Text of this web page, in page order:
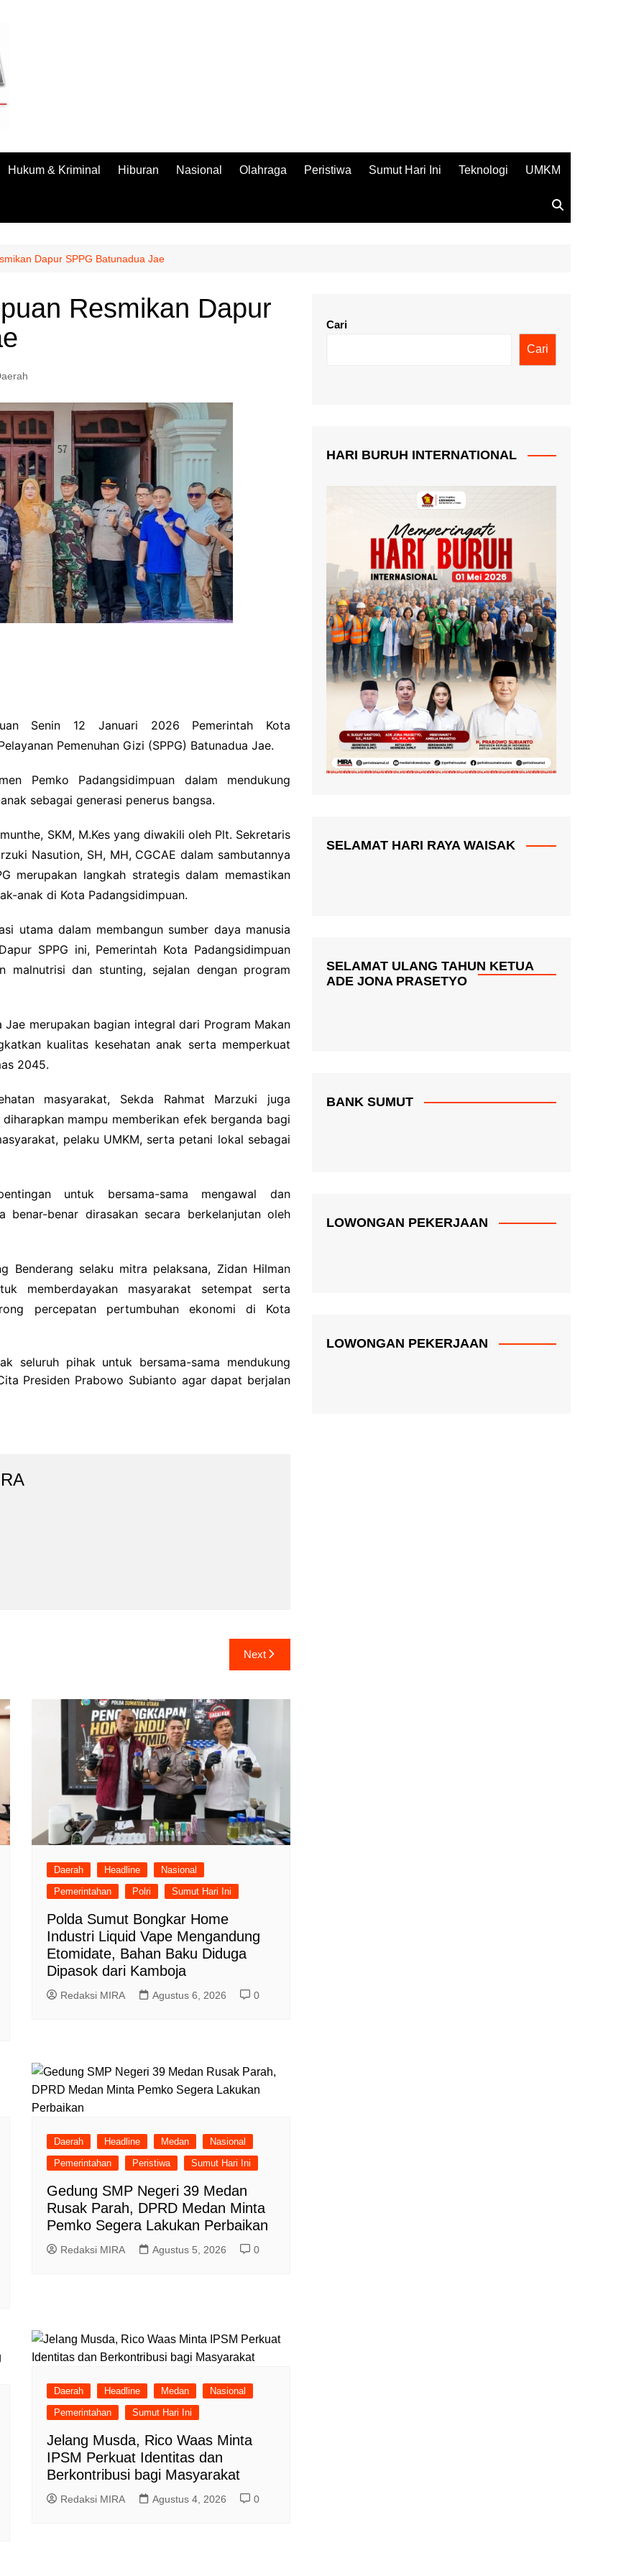
Hukum & Kriminal Hiburan Nasional Olahraga Peristiwa Sumut Hari Ini Teknologi UMKM
Dapur SPPG Batunadua Jae
Resmikan Dapur
Senin 12 Januari 2026 Pemerintah Kota
Pemenuhan Gizi (SPPG) Batunadua Jae.
Pemko Padangsidimpuan dalam mendukung
sebagai generasi penerus bangsa.
SKM, M.Kes yang diwakili oleh Plt. Sekretaris
Nasution, SH, MH, CGCAE dalam sambutannya
merupakan langkah strategis dalam memastikan
anak di Kota Padangsidimpuan.
utama dalam membangun sumber daya manusia
SPPG ini, Pemerintah Kota Padangsidimpuan
malnutrisi dan stunting, sejalan dengan program
Jae merupakan bagian integral dari Program Makan
kualitas kesehatan anak serta memperkuat
2045.
masyarakat, Sekda Rahmat Marzuki juga
mampu memberikan efek berganda bagi
pelaku UMKM, serta petani lokal sebagai
untuk bersama-sama mengawal dan
benar-benar dirasakan secara berkelanjutan oleh
Benderang selaku mitra pelaksana, Zidan Hilman
memberdayakan masyarakat setempat serta
percepatan pertumbuhan ekonomi di Kota
seluruh pihak untuk bersama-sama mendukung
Presiden Prabowo Subianto agar dapat berjalan
Next
Daerah Headline
Nasional
Pemerintahan
Polri Sumut Hari Ini
Polda Sumut Bongkar Home
Industri Liquid Vape Mengandung
Etomidate, Bahan Baku Diduga
Dipasok dari Kamboja
Redaksi MIRA Agustus 6, 2026 0
Daerah Headline Medan
Nasional
Pemerintahan
Peristiwa Sumut Hari Ini
Gedung SMP Negeri 39 Medan
Rusak Parah, DPRD Medan Minta
Pemko Segera Lakukan Perbaikan
Redaksi MIRA Agustus 5, 2026 0
Daerah Headline Medan
Nasional
Pemerintahan
Sumut Hari Ini
Jelang Musda, Rico Waas Minta
IPSM Perkuat Identitas dan
Berkontribusi bagi Masyarakat
Redaksi MIRA Agustus 4, 2026 0
Cari
Cari
HARI BURUH INTERNATIONAL
SELAMAT HARI RAYA WAISAK
SELAMAT ULANG TAHUN KETUA
ADE JONA PRASETYO
BANK SUMUT
LOWONGAN PEKERJAAN
LOWONGAN PEKERJAAN